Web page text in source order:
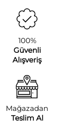
100%
Güvenli
Alışveriş
Mağazadan
Teslim Al